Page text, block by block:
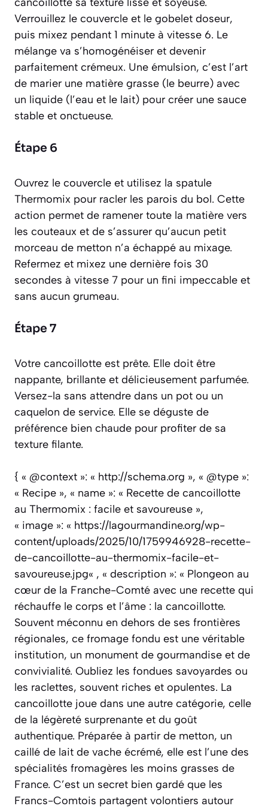
Verrouillez le couvercle et le gobelet doseur,
puis mixez pendant 1 minute à vitesse 6. Le
mélange va s’homogénéiser et devenir
parfaitement crémeux. Une émulsion, c’est l’art
de marier une matière grasse (le beurre) avec
un liquide (l’eau et le lait) pour créer une sauce
stable et onctueuse.
Étape 6
Ouvrez le couvercle et utilisez la spatule
Thermomix pour racler les parois du bol. Cette
action permet de ramener toute la matière vers
les couteaux et de s’assurer qu’aucun petit
morceau de metton n’a échappé au mixage.
Refermez et mixez une dernière fois 30
secondes à vitesse 7 pour un fini impeccable et
sans aucun grumeau.
Étape 7
Votre cancoillotte est prête. Elle doit être
nappante, brillante et délicieusement parfumée.
Versez-la sans attendre dans un pot ou un
caquelon de service. Elle se déguste de
préférence bien chaude pour profiter de sa
texture filante.
{ « @context »: « http://schema.org », « @type »:
« Recipe », « name »: « Recette de cancoillotte
au Thermomix : facile et savoureuse »,
« image »: « https://lagourmandine.org/wp-
content/uploads/2025/10/1759946928-recette-
de-cancoillotte-au-thermomix-facile-et-
savoureuse.jpg« , « description »: « Plongeon au
cœur de la Franche-Comté avec une recette qui
réchauffe le corps et l’âme : la cancoillotte.
Souvent méconnu en dehors de ses frontières
régionales, ce fromage fondu est une véritable
institution, un monument de gourmandise et de
convivialité. Oubliez les fondues savoyardes ou
les raclettes, souvent riches et opulentes. La
cancoillotte joue dans une autre catégorie, celle
de la légèreté surprenante et du goût
authentique. Préparée à partir de metton, un
caillé de lait de vache écrémé, elle est l’une des
spécialités fromagères les moins grasses de
France. C’est un secret bien gardé que les
Francs-Comtois partagent volontiers autour